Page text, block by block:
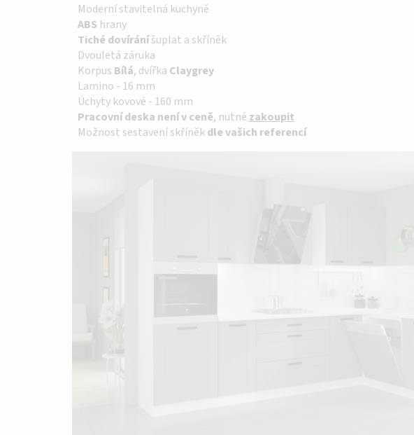
Moderní stavitelná kuchyně
ABS hrany
Tiché dovíráníšuplat a skříněk
Dvouletá záruka
Korpus Bílá, dvířka Claygrey
Lamino - 16 mm
Úchyty kovové - 160 mm
Pracovní deska není v ceně, nutné zakoupit
Možnost sestavení skříněkdle vašich referencí